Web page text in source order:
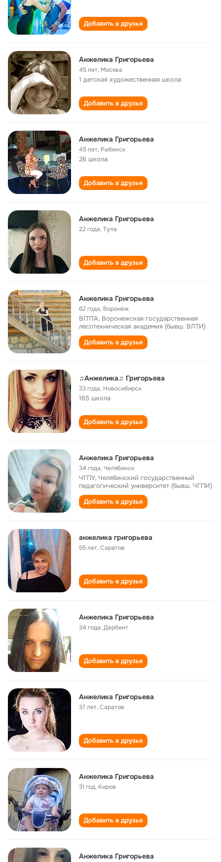
Добавить в друзья
Анжелика Григорьева
45 лет, Москва
1 детская художественная школа
Добавить в друзья
Анжелика Григорьева
45 лет, Рыбинск
26 школа
Добавить в друзья
Анжелика Григорьева
22 года,Тула
Добавить в друзья
Анжелика Григорьева
62 года, Воронеж
ВГЛТА, Воронежская государственная
лесотехническая академия (бывш. ВЛТИ)
Добавить в друзья
♫Анжелика♫ Григорьева
33 года, Новосибирск
165 школа
Добавить в друзья
Анжелика Григорьева
34 года,Челябинск
ЧГПУ, Челябинский государственный
педагогический университет (бывш. ЧГПИ)
Добавить в друзья
анжелика григорьева
55 лет,Саратов
Добавить в друзья
Анжелика Григорьева
34 года,Дербент
Добавить в друзья
Анжелика Григорьева
37 лет,Саратов
Добавить в друзья
Анжелика Григорьева
31 год, Киров
Добавить в друзья
Анжелика Григорьева